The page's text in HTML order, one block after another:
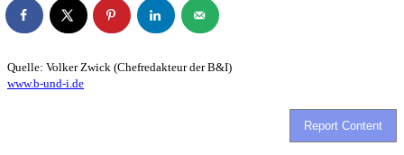
Quelle: Volker Zwick (Chefredakteur der B&I)
www.b-und-i.de
Report Content